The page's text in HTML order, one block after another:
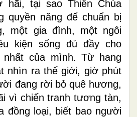
hãi, tại sao Thiên Chúa
quyền năng để chuẩn bị
một gia đình, một ngôi
kiện sống đủ đầy cho
của mình. Từ hang
nhìn ra thế giới, giờ phút
đang rời bỏ quê hương,
vì chiến tranh tương tàn,
đồng loại, biết bao người